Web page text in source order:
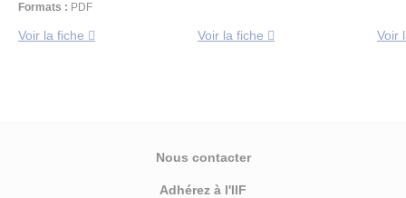
Formats : PDF
Voir la fiche Voir la fiche Voir
Nous contacter
Adhérez à l'IIF